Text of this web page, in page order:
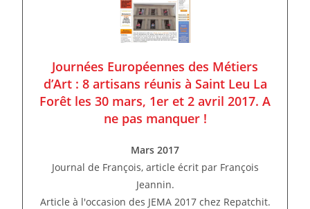
Journées Européennes des Métiers
d’Art : 8 artisans réunis à Saint Leu La
Forêt les 30 mars, 1er et 2 avril 2017. A
ne pas manquer !
Mars 2017
Journal de François, article écrit par François
Jeannin.
Article à l'occasion des JEMA 2017 chez Repatchit.